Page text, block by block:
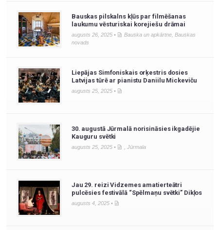
Bauskas pilskalns kļūs par filmēšanas
laukumu vēsturiskai korejiešu drāmai
augusts 26, 2025 • Bauska un apkārtne, Bauskas
novads
Liepājas Simfoniskais orķestris dosies
Latvijas tūrē ar pianistu Daniilu Mickeviču
augusts 25, 2025 •
30. augustā Jūrmalā norisināsies ikgadējie
Kauguru svētki
augusts 25, 2025 • Jūrmala
Jau 29. reizi Vidzemes amatierteātri
pulcēsies festivālā “Spēlmaņu svētki” Dikļos
augusts 4, 2025 •